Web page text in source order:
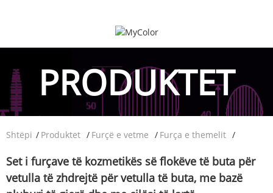
PRODUKTET
Shtëpi Produktet Furçë e vetme Furça e themelit
Set i furçave të kozmetikës së flokëve të buta për
vetulla të zhdrejtë për vetulla të buta, me bazë